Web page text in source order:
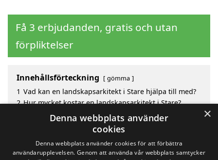
Få 3 erbjudanden, gratis och utan
förpliktelser
Innehållsförteckning gömma
1 Vad kan en landskapsarkitekt i Stare hjälpa till med?
2 Hur mycket kostar en landskapsarkitekt i Stare?
Fördelar med att välja landskapsarkitekt i Stare
Sök efter en skicklig landskapsarkitekt i de
omgivande städerna Stare
×
Denna webbplats använder
cookies
Denna webbplats använder cookies för att förbättra
användarupplevelsen. Genom att använda vår webbplats samtycker